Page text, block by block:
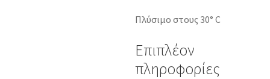
Πλύσιμο στους 30° C
Επιπλέον
πληροφορίες